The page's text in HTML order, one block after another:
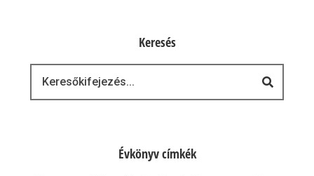
Keresés
Évkönyv címkék